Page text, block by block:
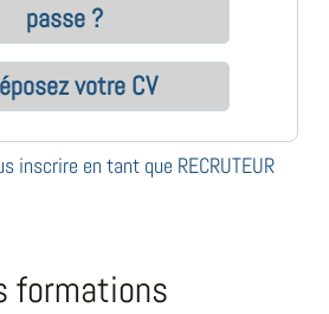
passe ?
votre CV
inscrire en tant que RECRUTEUR
formations